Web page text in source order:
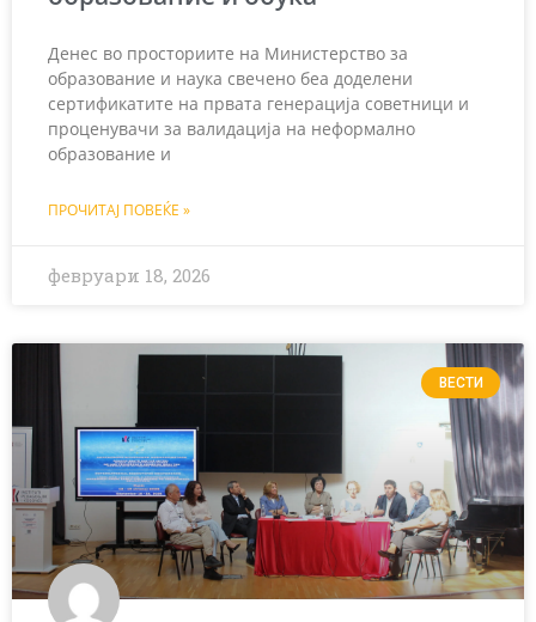
Денес во просториите на Министерство за
образование и наука свечено беа доделени
сертификатите на првата генерација советници и
проценувачи за валидација на неформално
образование и
ПРОЧИТАЈ ПОВЕЌЕ »
февруари 18, 2026
ВЕСТИ